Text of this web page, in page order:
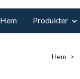
Hem Produkter
Hem